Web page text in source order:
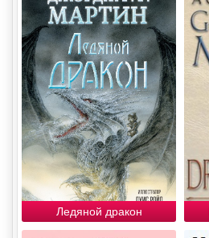
Ледяной дракон